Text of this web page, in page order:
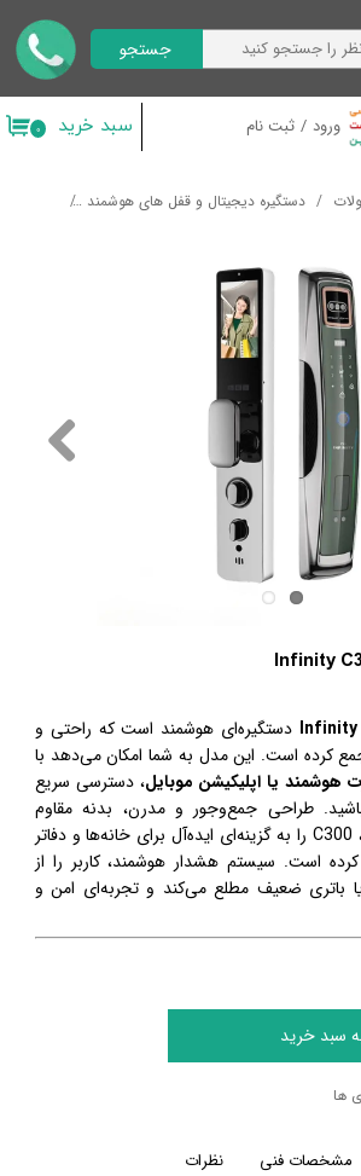
ورود / ثبت نام
جستجو
۰ سبد خرید
دستگیره دیجیتال و قفل های هوشمند
دستگیره‌ای هوشمند است که راحتی و
کرده است. این مدل به شما امکان می‌دهد با
هوشمند یا اپلیکیشن موبایل، دسترسی سریع
طراحی جمع‌وجور و مدرن، بدنه مقاوم
آلومینیومی و نصب آسان، C300 را به گزینه‌ای ایده‌آل برای خانه‌ها و دفاتر
است. سیستم هشدار هوشمند، کاربر را از
یا باتری ضعیف مطلع می‌کند و تجربه‌ای امن و
سبد خرید
ها
مشخصات فنی نظرات